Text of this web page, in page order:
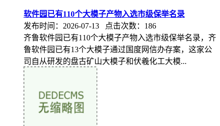
软件园已有110个大模子产物入选市级保举名录
发布时间：2026-07-13 点击次数：186
齐鲁软件园已有110个大模子产物入选市级保举名录，齐
鲁软件园已有13个大模子通过国度网信办存案，这家公
司自从研发的盘古矿山大模子和伏羲化工大模...